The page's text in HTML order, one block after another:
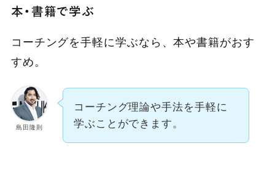
本・書籍で学ぶ
コーチングを手軽に学ぶなら、本や書籍がおす
すめ。
島田隆則
コーチング理論や手法を手軽に
学ぶことができます。